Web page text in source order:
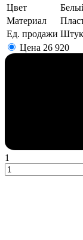
Цвет
Материал
Ед. продажи
Цена 26 920
1